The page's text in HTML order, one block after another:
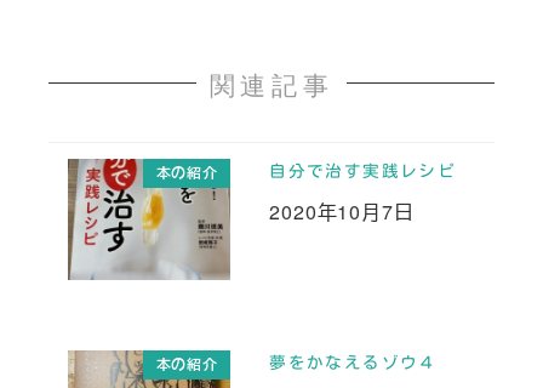
関連記事
本の紹介 自分で治す実践レシピ
投稿日
2020年10月7日
本の紹介 夢をかなえるゾウ４